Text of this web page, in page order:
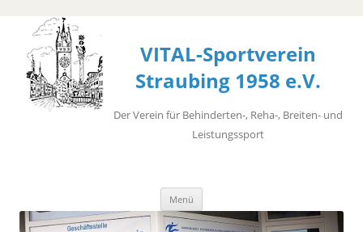
VITAL-Sportverein
Straubing 1958 e.V.
Der Verein für Behinderten-, Reha-, Breiten- und
Leistungssport
Menü
springen